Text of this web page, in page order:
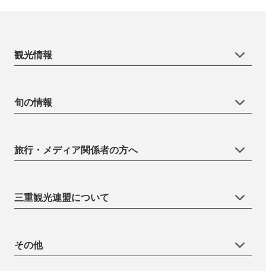
観光情報
旬の情報
旅行・メディア関係者の方へ
三重観光連盟について
その他